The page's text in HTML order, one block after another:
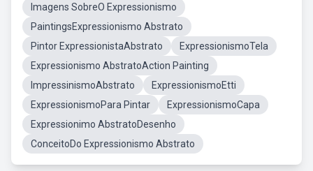
Imagens SobreO Expressionismo
PaintingsExpressionismo Abstrato
Pintor ExpressionistaAbstrato
ExpressionismoTela
Expressionismo AbstratoAction Painting
ImpressinismoAbstrato
ExpressionismoEtti
ExpressionismoPara Pintar
ExpressionismoCapa
Expressionimo AbstratoDesenho
ConceitoDo Expressionismo Abstrato